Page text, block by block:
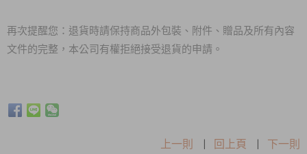
再次提醒您：退貨時請保持商品外包裝、附件、贈品及所有內容
文件的完整，本公司有權拒絕接受退貨的申請。
上一則 | 回上頁 | 下一則